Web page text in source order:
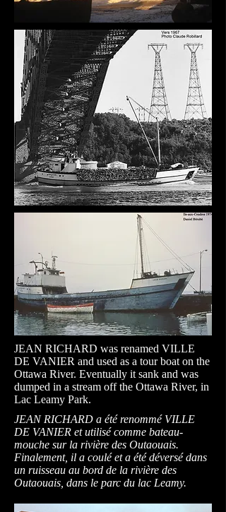
JEAN RICHARD was renamed VILLE
DE VANIER and used as a tour boat on the
Ottawa River. Eventually it sank and was
dumped in a stream off the Ottawa River, in
Lac Leamy Park.
JEAN RICHARD a été renommé VILLE
DE VANIER et utilisé comme bateau-
mouche sur la rivière des Outaouais.
Finalement, il a coulé et a été déversé dans
un ruisseau au bord de la rivière des
Outaouais, dans le parc du lac Leamy.